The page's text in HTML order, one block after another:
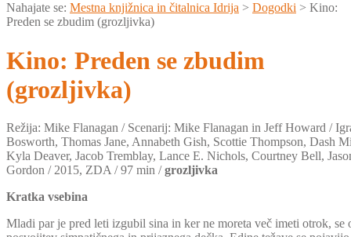
Nahajate se: Mestna knjižnica in čitalnica Idrija > Dogodki > Kino:
Preden se zbudim (grozljivka)
Kino: Preden se zbudim
(grozljivka)
Režija: Mike Flanagan / Scenarij: Mike Flanagan in Jeff Howard /
Bosworth, Thomas Jane, Annabeth Gish, Scottie Thompson, Dash
Kyla Deaver, Jacob Tremblay, Lance E. Nichols, Courtney Bell,
Gordon / 2015, ZDA / 97 min /grozljivka
Kratka vsebina
Mladi par je pred leti izgubil sina in ker ne moreta več imeti otrok, se